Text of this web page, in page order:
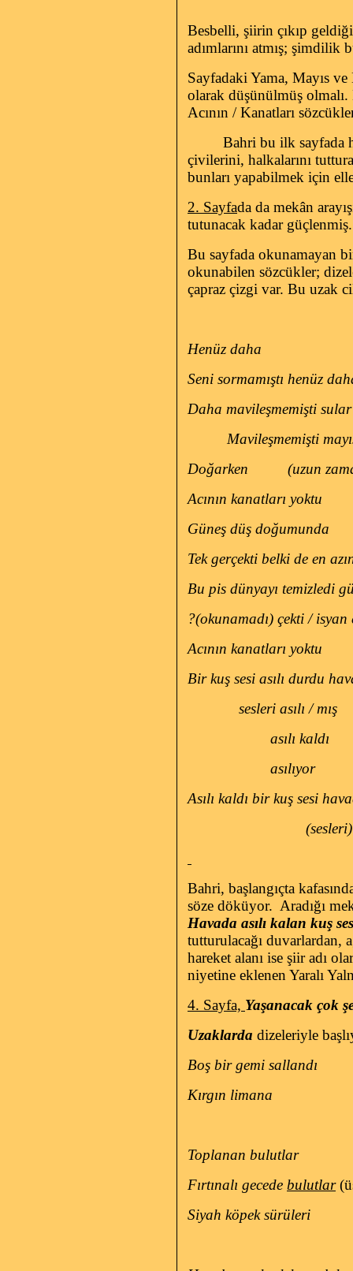
Besbelli, şiirin çıkıp
adımlarını atmış;
Sayfadaki Yama, Mayıs
olarak düşünülmüş olmalı.
Acının / Kanatları
Bahri bu ilk sayfada
çivilerini, halkalarını
bunları yapabilmek için
2. Sayfada da mekân
tutunacak kadar
Bu sayfada okunamayan
okunabilen sözcükler;
çapraz çizgi var. Bu uzak
Henüz daha
Seni sormamıştı henüz
Daha mavileşmemişti sular
Mavileşmemişti
Doğarken
(uzun
Acının kanatları yoktu
Güneş düş doğumunda
Tek gerçekti belki de en
Bu pis dünyayı temizledi
?(okunamadı) çekti /
Acının kanatları yoktu
Bir kuş sesi asılı durdu
sesleri asılı / mış
asılı kaldı
asılıyor
Asılı kaldı bir kuş sesi
(sesleri)
Bahri, başlangıçta
söze döküyor. Aradığı
Havada asılı kalan kuş
tutturulacağı duvarlardan,
hareket alanı ise şiir adı
niyetine eklenen Yaralı
4. Sayfa, Yaşanacak çok
Uzaklarda dizeleriyle
Boş bir gemi sallandı
Kırgın limana
Toplanan bulutlar
Fırtınalı gecede bulutlar
Siyah köpek sürüleri